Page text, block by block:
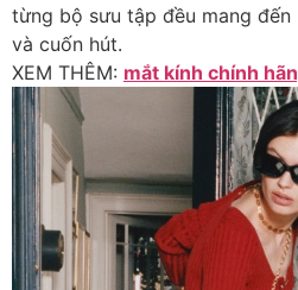
từng bộ sưu tập đều mang
và cuốn hút.
XEM THÊM: mắt kính chính